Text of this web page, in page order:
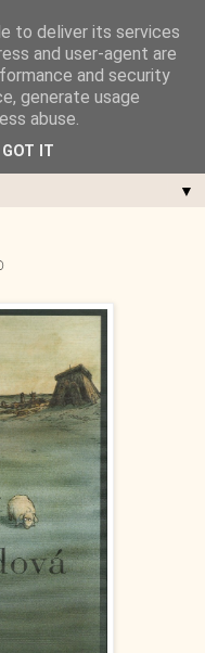
▼
to deliver its services
and user-agent are
and security
generate usage
abuse.
GOT IT